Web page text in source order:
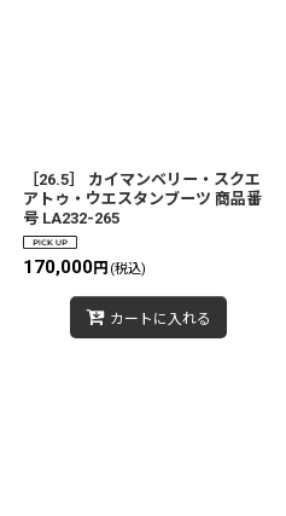
［26.5］ カイマンベリー・スクエ
アトゥ・ウエスタンブーツ 商品番
号 LA232-265
170,000円 (税込)
カートに入れる